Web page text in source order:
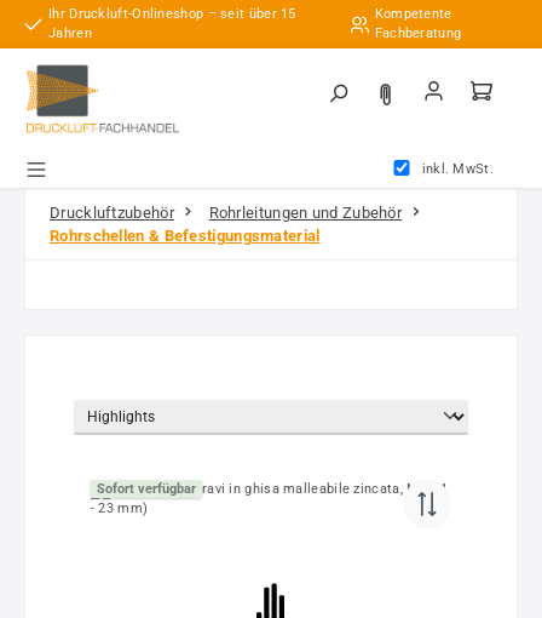
Zum Hauptinhalt springen
Ihr Druckluft-Onlineshop – seit über 15
Jahren
Kompetente
Fachberatung
inkl. MwSt.
Druckluftzubehör
Rohrleitungen und Zubehör
Rohrschellen & Befestigungsmaterial
Sofort verfügbar